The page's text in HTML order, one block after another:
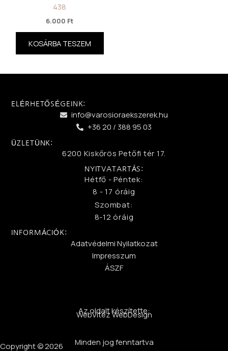
438
6.000 Ft
KOSÁRBA TESZEM
ELÉRHETŐSÉGEINK:
info@varosioraekszerek.hu
+36 20 / 388 95 03
ÜZLETÜNK:
6200 Kiskőrös Petőfi tér 17.
NYITVATARTÁS:
Hétfő - Péntek:
8 - 17 óráig
Szombat:
8-12 óráig
INFORMÁCIÓK:
Adatvédelmi Nyilatkozat
Impresszum
ÁSZF
Az oldalt készítette:
WebVitéz WebDesign
Minden jog fenntartva
Copyright © 2026